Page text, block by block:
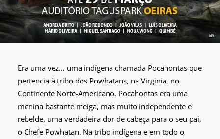
Era uma vez… uma indígena chamada Pocahontas que
pertencia à tribo dos Powhatans, na Virginia, no
Continente Norte-Americano. Pocahontas era uma
menina bastante meiga, mas muito independente e
rebelde, uma verdadeira dor de cabeça para o seu pai,
o Chefe Powhatan. Na tribo indígena e em todo o